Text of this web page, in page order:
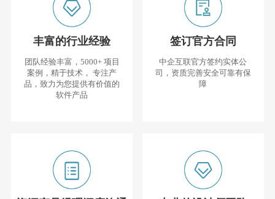
丰富的行业经验
团队经验丰富，5000+ 项目
案例，精于技术， 专注产
品，致力为您提供有价值的
软件产品
签订官方合同
中企互联官方签约实体公
司，资质完善安全可靠有保
障